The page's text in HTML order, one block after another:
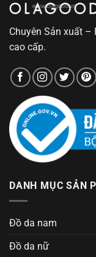
Chuyên Sản xuất
cao cấp.
DANH MỤC SẢN
Đồ da nam
Đồ da nữ